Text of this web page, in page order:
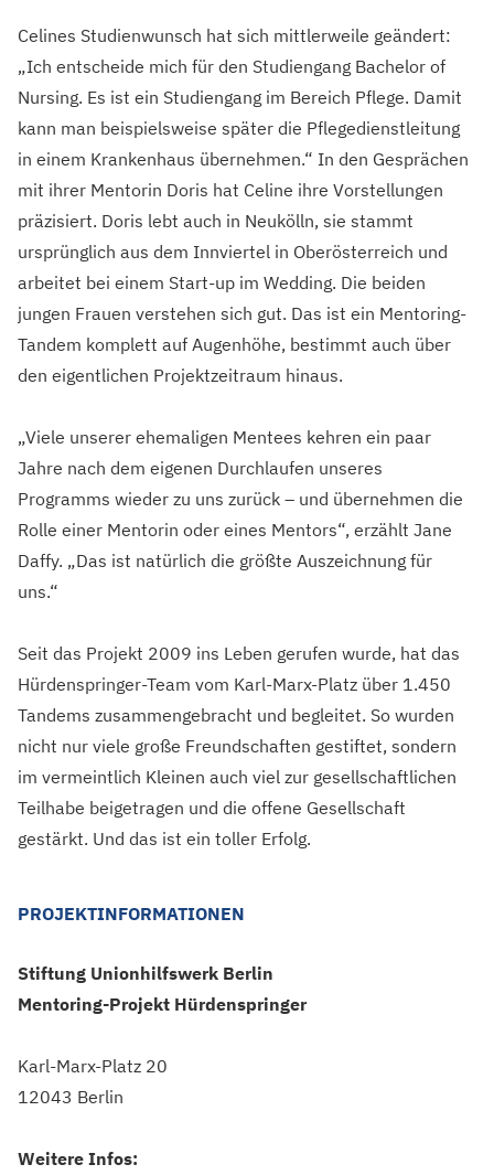
Celines Studienwunsch hat sich mittlerweile geändert:
„Ich entscheide mich für den Studiengang Bachelor of
Nursing. Es ist ein Studiengang im Bereich Pflege. Damit
kann man beispielsweise später die Pflegedienstleitung
in einem Krankenhaus übernehmen.“ In den Gesprächen
mit ihrer Mentorin Doris hat Celine ihre Vorstellungen
präzisiert. Doris lebt auch in Neukölln, sie stammt
ursprünglich aus dem Innviertel in Oberösterreich und
arbeitet bei einem Start-up im Wedding. Die beiden
jungen Frauen verstehen sich gut. Das ist ein Mentoring-
Tandem komplett auf Augenhöhe, bestimmt auch über
den eigentlichen Projektzeitraum hinaus.
„Viele unserer ehemaligen Mentees kehren ein paar
Jahre nach dem eigenen Durchlaufen unseres
Programms wieder zu uns zurück – und übernehmen die
Rolle einer Mentorin oder eines Mentors“, erzählt Jane
Daffy. „Das ist natürlich die größte Auszeichnung für
uns.“
Seit das Projekt 2009 ins Leben gerufen wurde, hat das
Hürdenspringer-Team vom Karl-Marx-Platz über 1.450
Tandems zusammengebracht und begleitet. So wurden
nicht nur viele große Freundschaften gestiftet, sondern
im vermeintlich Kleinen auch viel zur gesellschaftlichen
Teilhabe beigetragen und die offene Gesellschaft
gestärkt. Und das ist ein toller Erfolg.
PROJEKTINFORMATIONEN
Stiftung Unionhilfswerk Berlin
Mentoring-Projekt Hürdenspringer
Karl-Marx-Platz 20
12043 Berlin
Weitere Infos: